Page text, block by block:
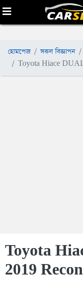
হোমপেজ সকল বিজ্ঞাপন
Toyota Hiace
Toyota
2019